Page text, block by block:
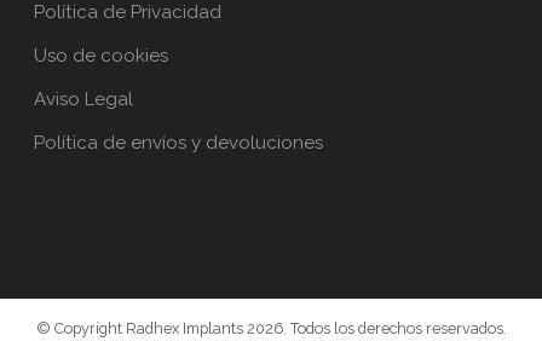
Política de Privacidad
Uso de cookies
Aviso Legal
Política de envíos y devoluciones
© Copyright Radhex Implants 2026. Todos los derechos reservados.